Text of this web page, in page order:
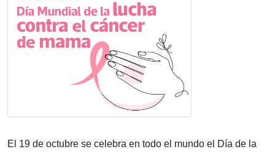
El 19 de octubre se celebra en todo el mundo el Día de la